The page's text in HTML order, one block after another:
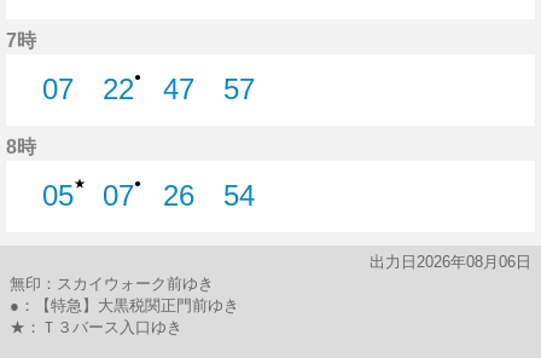
7時
07
22●
47
57
8時
05★
07●
26
54
出力日2026年08月06日
無印：スカイウォーク前ゆき
●：【特急】大黒税関正門前ゆき
★：Ｔ３バース入口ゆき